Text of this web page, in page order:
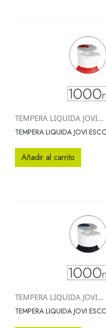
TEMPERA LIQUIDA JOVI...
TEMPERA LIQUIDA JOVI
Añadir al carrito
TEMPERA LIQUIDA JOVI...
TEMPERA LIQUIDA JOVI